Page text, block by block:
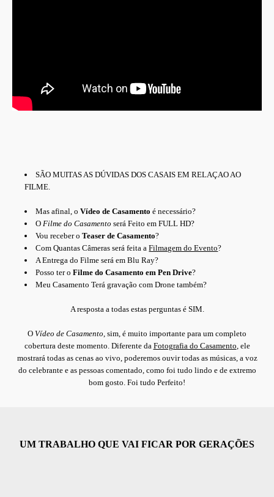
SÃO MUITAS AS DÚVIDAS DOS CASAIS EM RELAÇAO AO
FILME.
Mas afinal, oVídeo de Casamento é necessário?
O Filme do Casamento será Feito em FULL HD?
Vou receber oTeaser de Casamento?
Com Quantas Câmeras será feita aFilmagem do Evento?
A Entrega do Filme será em Blu Ray?
Posso ter oFilme do Casamento em Pen Drive?
Meu Casamento Terá gravação com Drone também?
A resposta a todas estas perguntas é SIM.
O Vídeo de Casamento , sim, é muito importante para um completo
cobertura deste momento. Diferente da Fotografia do Casamento , ele
mostrará todas as cenas ao vivo, poderemos ouvir todas as músicas, a voz
do celebrante e as pessoas comentado, como foi tudo lindo e de extremo
bom gosto. Foi tudo Perfeito!
UM TRABALHO QUE VAI FICAR POR GERAÇÕES